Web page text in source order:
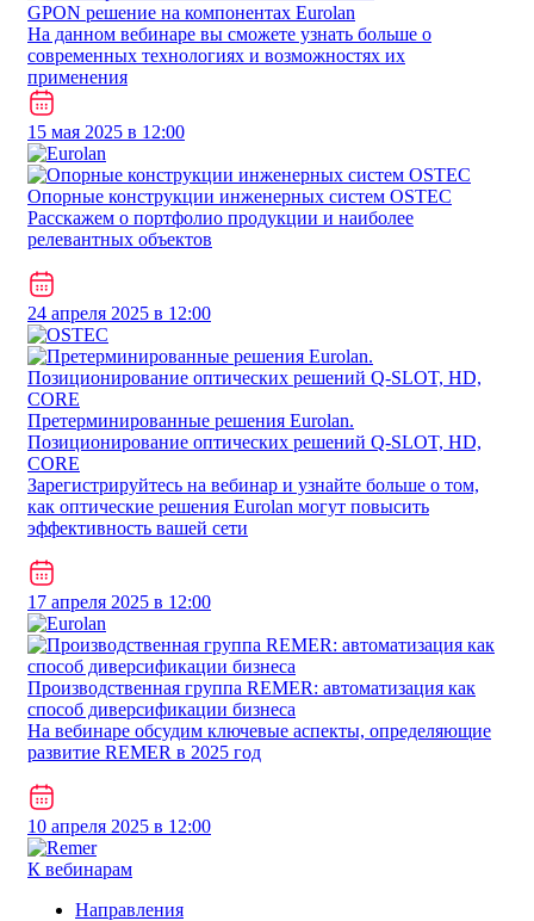
GPON решение на компонентах Eurolan
На данном вебинаре вы сможете узнать больше о
современных технологиях и возможностях их
применения
15 мая 2025 в 12:00
Опорные конструкции инженерных систем OSTEC
Расскажем о портфолио продукции и наиболее
релевантных объектов
24 апреля 2025 в 12:00
Претерминированные решения Eurolan.
Позиционирование оптических решений Q-SLOT, HD,
CORE
Зарегистрируйтесь на вебинар и узнайте больше о том,
как оптические решения Eurolan могут повысить
эффективность вашей сети
17 апреля 2025 в 12:00
Производственная группа REMER: автоматизация как
способ диверсификации бизнеса
На вебинаре обсудим ключевые аспекты, определяющие
развитие REMER в 2025 год
10 апреля 2025 в 12:00
К вебинарам
Направления